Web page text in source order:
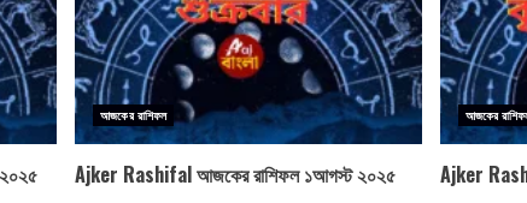
আজকের রাশিফল
Ajker Rashifal আজকের রাশিফল ১আগস্ট ২০২৫
আজকের
Ajker